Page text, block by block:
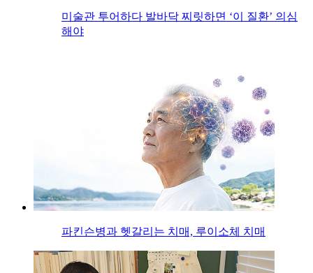
미술관 투어하다 발바닥 찌릿하면 ‘이 질환’ 의심
해야
파킨슨병과 헷갈리는 치매, 루이소체 치매